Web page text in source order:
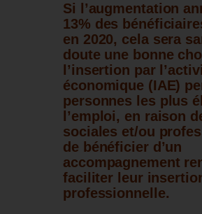
Si l’augmentation
13% des
en 2020, cela sera
doute une bonne
l’insertion par
économique (IAE)
personnes les plus
l’emploi, en raison
sociales et/ou
de bénéficier d’un
accompagnement
faciliter leur
professionnelle.